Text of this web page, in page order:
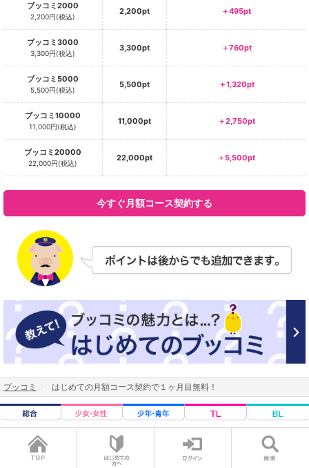
ブッコミ2000
2,200円(税込)
2,200pt ＋495pt
ブッコミ3000
3,300円(税込)
3,300pt ＋760pt
ブッコミ5000
5,500円(税込)
5,500pt ＋1,320pt
ブッコミ10000
11,000円(税込)
11,000pt ＋2,750pt
ブッコミ20000
22,000円(税込)
22,000pt ＋5,500pt
今すぐ月額コース契約する
ブッコミ はじめての月額コース契約で１ヶ月目無料！